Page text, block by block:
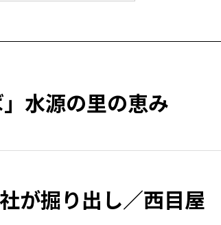
水源の里の恵み
が掘り出し／西目屋